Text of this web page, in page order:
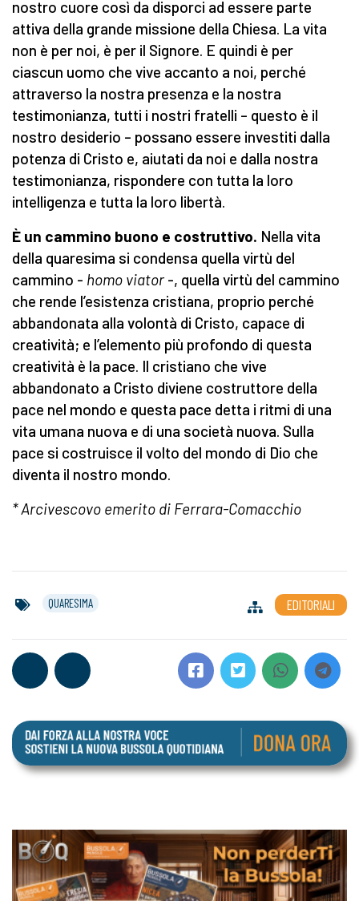
nostro cuore così da disporci ad essere parte
attiva della grande missione della Chiesa. La vita
non è per noi, è per il Signore. E quindi è per
ciascun uomo che vive accanto a noi, perché
attraverso la nostra presenza e la nostra
testimonianza, tutti i nostri fratelli – questo è il
nostro desiderio – possano essere investiti dalla
potenza di Cristo e, aiutati da noi e dalla nostra
testimonianza, rispondere con tutta la loro
intelligenza e tutta la loro libertà.
È un cammino buono e costruttivo. Nella vita
della quaresima si condensa quella virtù del
cammino - homo viator-, quella virtù del cammino
che rende l’esistenza cristiana, proprio perché
abbandonata alla volontà di Cristo, capace di
creatività; e l’elemento più profondo di questa
creatività è la pace. Il cristiano che vive
abbandonato a Cristo diviene costruttore della
pace nel mondo e questa pace detta i ritmi di una
vita umana nuova e di una società nuova. Sulla
pace si costruisce il volto del mondo di Dio che
diventa il nostro mondo.
* Arcivescovo emerito di Ferrara-Comacchio
QUARESIMA EDITORIALI